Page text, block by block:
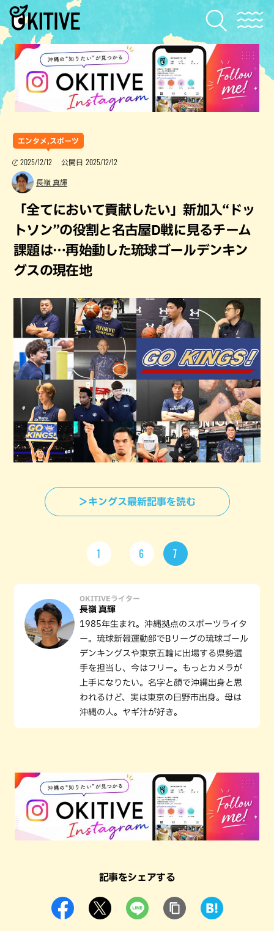
エンタメ,スポーツ
2025/12/12 公開日 2025/12/12
長嶺 真輝
「全てにおいて貢献したい」新加入“ドッ
トソン”の役割と名古屋D戦に見るチーム
課題は…再始動した琉球ゴールデンキン
グスの現在地
＞キングス最新記事を読む
1 6 7
OKITIVEライター
長嶺 真輝
1985年生まれ。沖縄拠点のスポーツライタ
ー。琉球新報運動部でBリーグの琉球ゴール
デンキングスや東京五輪に出場する県勢選
手を担当し、今はフリー。もっとカメラが
上手になりたい。名字と顔で沖縄出身と思
われるけど、実は東京の日野市出身。母は
沖縄の人。ヤギ汁が好き。
記事をシェアする